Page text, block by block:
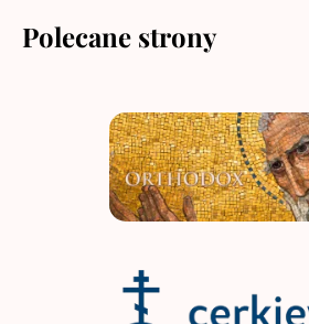
Polecane strony